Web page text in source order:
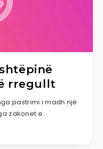
rregullt
pastrimi i madh një
zakonet e…